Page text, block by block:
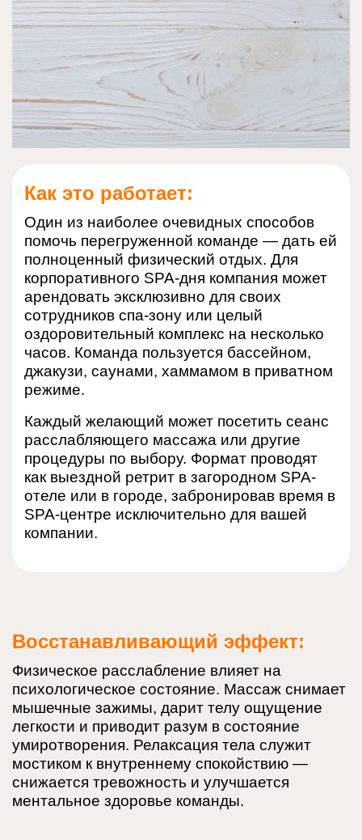
Как это работает:
Один из наиболее очевидных способов
помочь перегруженной команде — дать ей
полноценный физический отдых. Для
корпоративного SPA-дня компания может
арендовать эксклюзивно для своих
сотрудников спа-зону или целый
оздоровительный комплекс на несколько
часов. Команда пользуется бассейном,
джакузи, саунами, хаммамом в приватном
режиме.
Каждый желающий может посетить сеанс
расслабляющего массажа или другие
процедуры по выбору. Формат проводят
как выездной ретрит в загородном SPA-
отеле или в городе, забронировав время в
SPA-центре исключительно для вашей
компании.
Восстанавливающий эффект:
Физическое расслабление влияет на
психологическое состояние. Массаж снимает
мышечные зажимы, дарит телу ощущение
легкости и приводит разум в состояние
умиротворения. Релаксация тела служит
мостиком к внутреннему спокойствию —
снижается тревожность и улучшается
ментальное здоровье команды.